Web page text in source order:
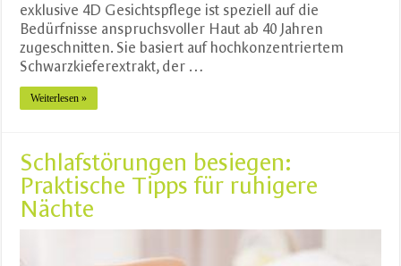
exklusive 4D Gesichtspflege ist speziell auf die
Bedürfnisse anspruchsvoller Haut ab 40 Jahren
zugeschnitten. Sie basiert auf hochkonzentriertem
Schwarzkieferextrakt, der …
Weiterlesen »
Schlafstörungen besiegen:
Praktische Tipps für ruhigere
Nächte